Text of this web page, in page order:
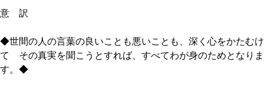
意 訳
◆世間の人の言葉の良いことも悪いことも、深く心をかたむけ
て その真実を聞こうとすれば、すべてわが身のためとなりま
す。◆